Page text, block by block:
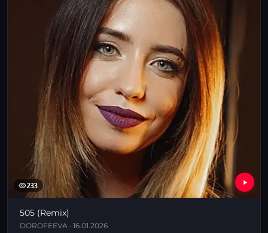
233
505 (Remix)
DOROFEEVA · 16.01.2026